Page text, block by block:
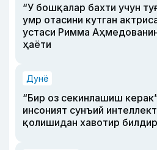
“У бошқалар бахти учун
умр отасини кутган
устаси Римма
ҳаёти
Дунё
“Бир оз секинлашиш
инсоният сунъий
қолишидан хавотир